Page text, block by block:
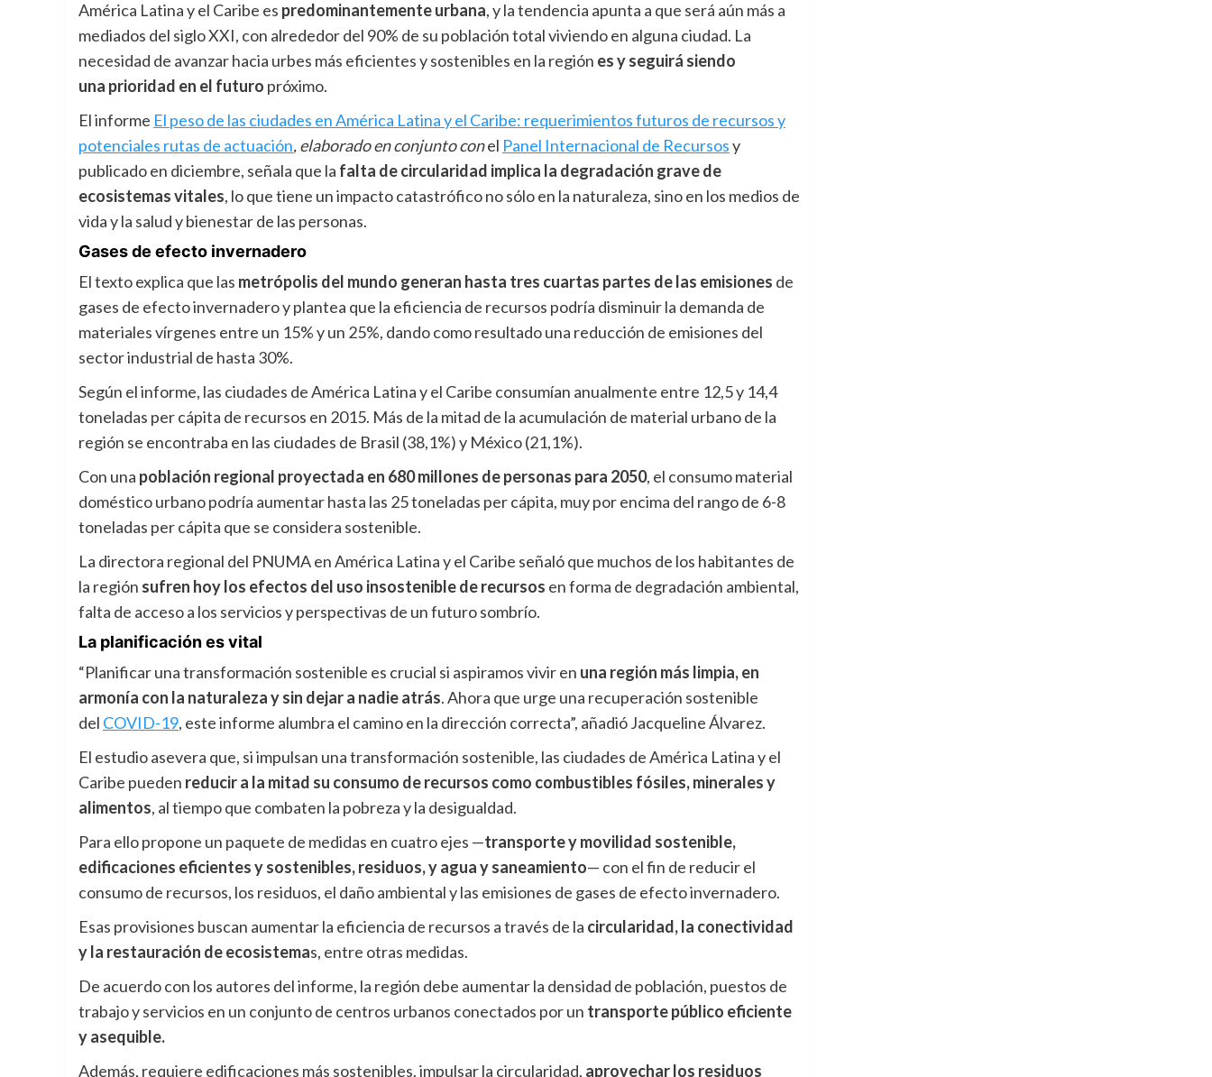
América Latina y el Caribe es predominantemente urbana, y la tendencia apunta a que será aún más a
mediados del siglo XXI, con alrededor del 90% de su población total viviendo en alguna ciudad. La
necesidad de avanzar hacia urbes más eficientes y sostenibles en la región es y seguirá siendo
una prioridad en el futuro próximo.
El informe El peso de las ciudades en América Latina y el Caribe: requerimientos futuros de recursos y
potenciales rutas de actuación, elaborado en conjunto conel Panel Internacional de Recursosy
publicado en diciembre, señala que la falta de circularidad implica la degradación grave de
ecosistemas vitales, lo que tiene un impacto catastrófico no sólo en la naturaleza, sino en los medios de
vida y la salud y bienestar de las personas.
Gases de efecto invernadero
El texto explica que las metrópolis del mundo generan hasta tres cuartas partes de las emisiones de
gases de efecto invernadero y plantea que la eficiencia de recursos podría disminuir la demanda de
materiales vírgenes entre un 15% y un 25%, dando como resultado una reducción de emisiones del
sector industrial de hasta 30%.
Según el informe, las ciudades de América Latina y el Caribe consumían anualmente entre 12,5 y 14,4
toneladas per cápita de recursos en 2015. Más de la mitad de la acumulación de material urbano de la
región se encontraba en las ciudades de Brasil (38,1%) y México (21,1%).
Con una población regional proyectada en 680 millones de personas para 2050, el consumo material
doméstico urbano podría aumentar hasta las 25 toneladas per cápita, muy por encima del rango de 6-8
toneladas per cá­pita que se considera sostenible.
La directora regional del PNUMA en América Latina y el Caribe señaló que muchos de los habitantes de
la región sufren hoy los efectos del uso insostenible de recursos en forma de degradación ambiental,
falta de acceso a los servicios y perspectivas de un futuro sombrío.
La planificación es vital
“Planificar una transformación sostenible es crucial si aspiramos vivir en una región más limpia, en
armonía con la naturaleza y sin dejar a nadie atrás. Ahora que urge una recuperación sostenible
del COVID-19, este informe alumbra el camino en la dirección correcta”, añadió Jacqueline Álvarez.
El estudio asevera que, si impulsan una transformación sostenible, las ciudades de América Latina y el
Caribe pueden reducir a la mitad su consumo de recursos como combustibles fósiles, minerales y
alimentos, al tiempo que combaten la pobreza y la desigualdad.
Para ello propone un paquete de medidas en cuatro ejes —transporte y movilidad sostenible,
edificaciones eficientes y sostenibles, residuos, y agua y saneamiento— con el fin de reducir el
consumo de recursos, los residuos, el daño ambiental y las emisiones de gases de efecto invernadero.
Esas provisiones buscan aumentar la eficiencia de recursos a través de la circularidad, la conectividad
y la restauración de ecosistemas, entre otras medidas.
De acuerdo con los autores del informe, la región debe aumentar la densidad de población, puestos de
trabajo y servicios en un conjunto de centros urbanos conectados por un transporte público eficiente
y asequible.
Además, requiere edificaciones más sostenibles, impulsar la circularidad, aprovechar los residuos